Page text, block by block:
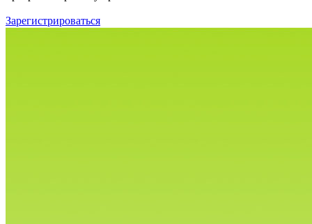
Зарегистрироваться